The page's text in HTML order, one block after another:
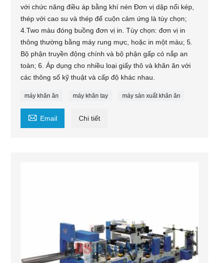
với chức năng điều áp bằng khí nén Đơn vị dập nổi kép,
thép với cao su và thép để cuộn cảm ứng là tùy chọn;
4.Two màu đóng buồng đơn vị in. Tùy chọn: đơn vị in
thông thường bằng máy rung mực, hoặc in một màu; 5.
Bộ phận truyền động chính và bộ phận gấp có nắp an
toàn; 6. Áp dụng cho nhiều loại giấy thô và khăn ăn với
các thông số kỹ thuật và cấp độ khác nhau.
máy khăn ăn máy khăn tay máy sản xuất khăn ăn
 Email Chi tiết